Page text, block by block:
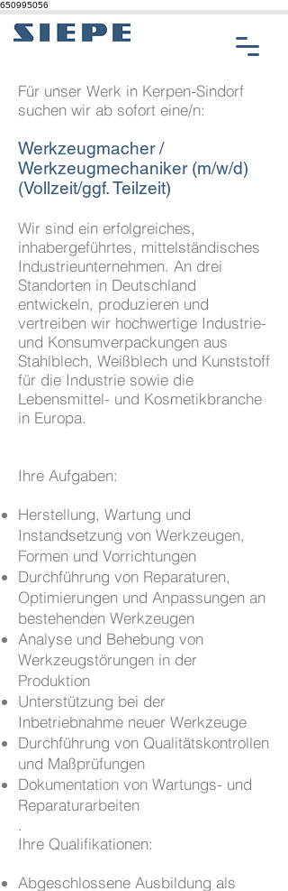
650995056
Für unser Werk in Kerpen-Sindorf
suchen wir ab sofort eine/n:
Werkzeugmacher /
Werkzeugmechaniker (m/w/d)
(Vollzeit/ggf. Teilzeit)
Wir sind ein erfolgreiches,
inhabergeführtes, mittelständisches
Industrieunternehmen. An drei
Standorten in Deutschland
entwickeln, produzieren und
vertreiben wir hochwertige Industrie-
und Konsumverpackungen aus
Stahlblech, Weißblech und Kunststoff
für die Industrie sowie die
Lebensmittel- und Kosmetikbranche
in Europa.
Ihre Aufgaben:
Herstellung, Wartung und
Instandsetzung von Werkzeugen,
Formen und Vorrichtungen
Durchführung von Reparaturen,
Optimierungen und Anpassungen an
bestehenden Werkzeugen
Analyse und Behebung von
Werkzeugstörungen in der
Produktion
Unterstützung bei der
Inbetriebnahme neuer Werkzeuge
Durchführung von Qualitätskontrollen
und Maßprüfungen
Dokumentation von Wartungs- und
Reparaturarbeiten
.
Ihre Qualifikationen:
Abgeschlossene Ausbildung als